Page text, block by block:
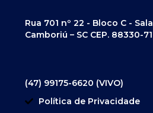
Rua 701 nº 22 - Bloco C -
Camboriú – SC CEP. 88330-
(47) 99175-6620 (VIVO)
Política de Privacidade